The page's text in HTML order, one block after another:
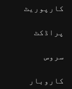
کارپوریٹ
پراڈکٹ
سروس
کاروبار